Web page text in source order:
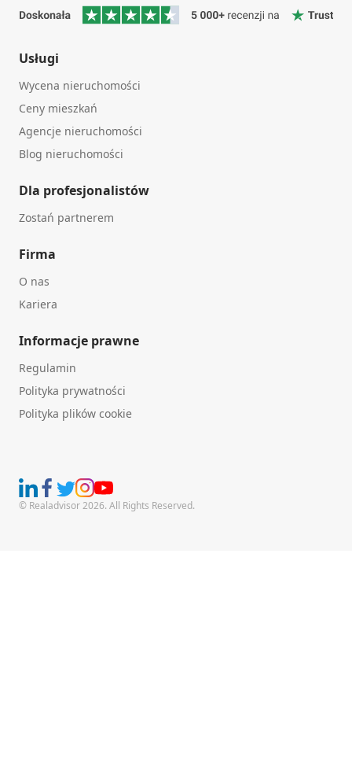
Usługi
Wycena nieruchomości
Ceny mieszkań
Agencje nieruchomości
Blog nieruchomości
Dla profesjonalistów
Zostań partnerem
Firma
O nas
Kariera
Informacje prawne
Regulamin
Polityka prywatności
Polityka plików cookie
© Realadvisor 2026. All Rights Reserved.